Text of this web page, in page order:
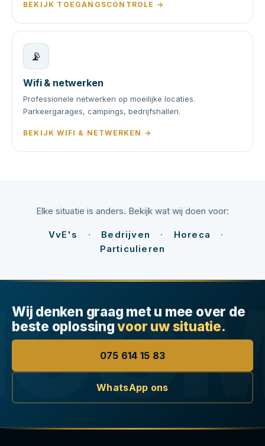
BEKIJK TOEGANGSCONTROLE →
📡
Wifi & netwerken
Professionele netwerken op moeilijke locaties.
Parkeergarages, campings, bedrijfshallen.
BEKIJK WIFI & NETWERKEN →
Elke situatie is anders. Bekijk wat wij doen voor:
VvE's · Bedrijven · Horeca
·
Particulieren
Wij denken graag met u mee over de
beste oplossingvoor uw situatie.
075 614 15 83
WhatsApp ons